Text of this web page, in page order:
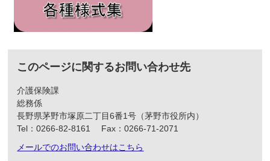
このページに関するお問い合わせ先
介護保険課
総務係
長野県茅野市塚原二丁目6番1号（茅野市役所内）
Tel：0266-82-8161
Fax：0266-71-2071
メールでのお問い合わせはこちら